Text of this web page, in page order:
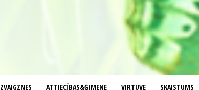
ZVAIGZNES ATTIECĪBAS&ĢIMENE VIRTUVE SKAISTUMS